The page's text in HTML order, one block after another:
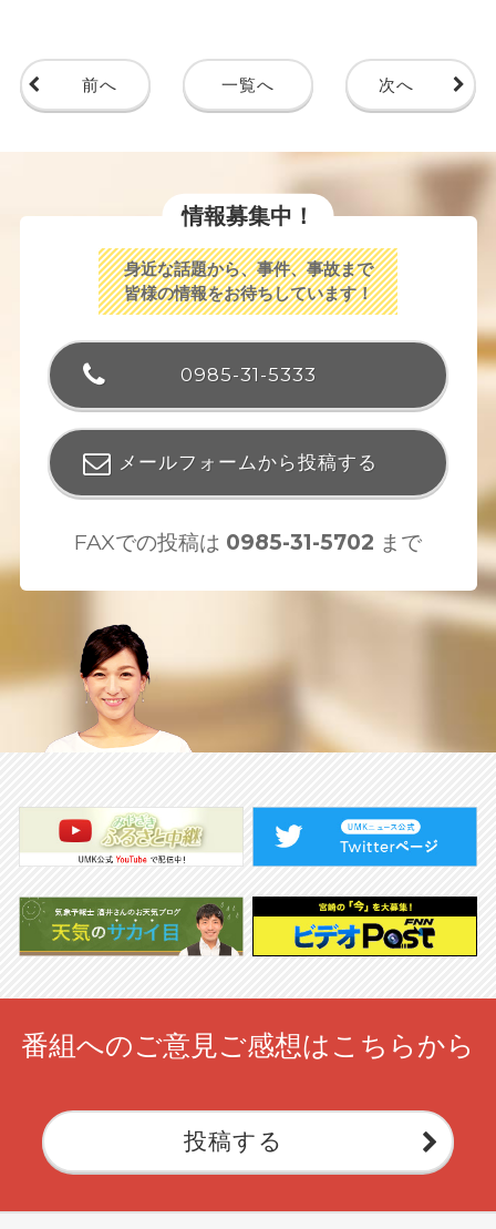
前へ 一覧へ 次へ
情報募集中！
身近な話題から、事件、事故まで
皆様の情報をお待ちしています！
0985-31-5333
メールフォームから投稿する
FAXでの投稿は 0985-31-5702 まで
番組へのご意見ご感想はこちらから
投稿する